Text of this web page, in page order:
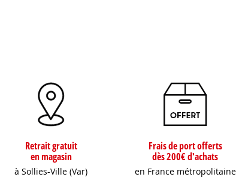
Retrait gratuit
en magasin
à Sollies-Ville (Var)
Frais de port offerts
dès 200€ d'achats
en France métropolitaine